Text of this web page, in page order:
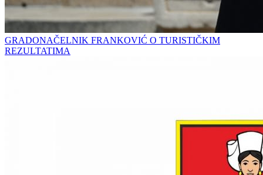
GRADONAČELNIK FRANKOVIĆ O TURISTIČKIM
REZULTATIMA